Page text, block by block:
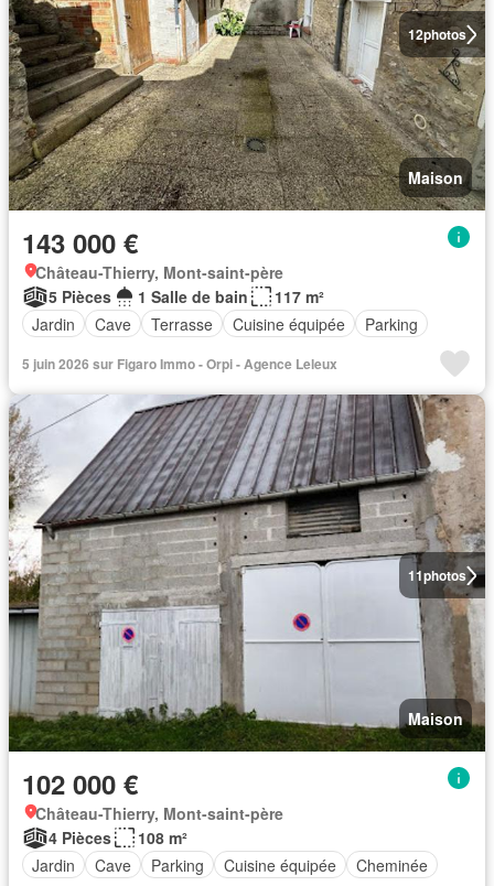
12photos
Maison
143 000 €
Château-Thierry, Mont-saint-père
5 Pièces
1 Salle de bain
117 m²
Jardin
Cave Terrasse Cuisine équipée Parking
5 juin 2026 sur Figaro Immo - Orpi - Agence Leleux
11photos
Maison
102 000 €
Château-Thierry, Mont-saint-père
4 Pièces
108 m²
Jardin
Cave Parking Cuisine équipée Cheminée